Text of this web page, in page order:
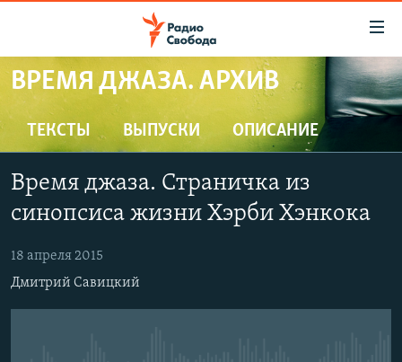
упрощенного
доступа
Вернуться
к
основному
содержанию
Вернутся
главной
навигации
Вернутся
ПРОГРАММЫ
ПОДКАСТЫ
ЦИТАТЫ СВОБОДЫ
МНЕНИЯ
КУЛЬТУРА
IDEL.РЕАЛИИ
ВРЕМЯ ДЖАЗА. АРХИВ
ТЕКСТЫ ВЫПУСКИ ОПИСАНИЕ
Время джаза. Страничка из
синопсиса жизни Хэрби Хэнкока
18 апреля 2015
Дмитрий Савицкий